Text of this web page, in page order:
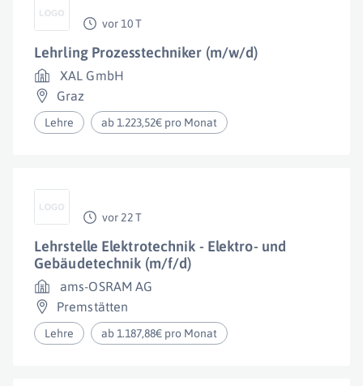
vor 10 T
Lehrling Prozesstechniker (m/w/d)
XAL GmbH
Graz
Lehre ab 1.223,52€ pro Monat
vor 22 T
Lehrstelle Elektrotechnik - Elektro- und
Gebäudetechnik (m/f/d)
ams-OSRAM AG
Premstätten
Lehre ab 1.187,88€ pro Monat